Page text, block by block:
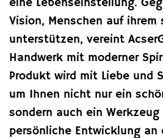
eine Lebenseinstellung.
Vision, Menschen auf
unterstützen, vereint
Handwerk mit moderner
Produkt wird mit Liebe und
um Ihnen nicht nur ein
sondern auch ein
persönliche Entwicklung an